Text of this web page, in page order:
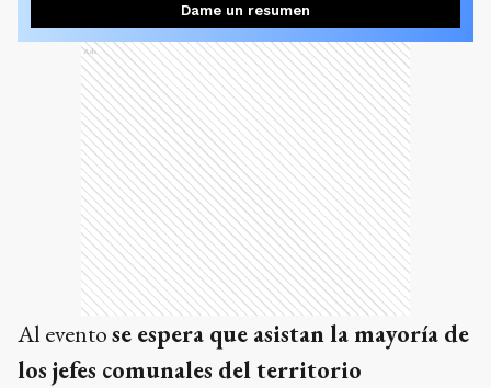
Dame un resumen
Ads
Al eventose espera que asistan la mayoría de
los jefes comunales del territorio